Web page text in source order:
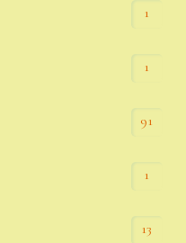
1
1
91
1
13